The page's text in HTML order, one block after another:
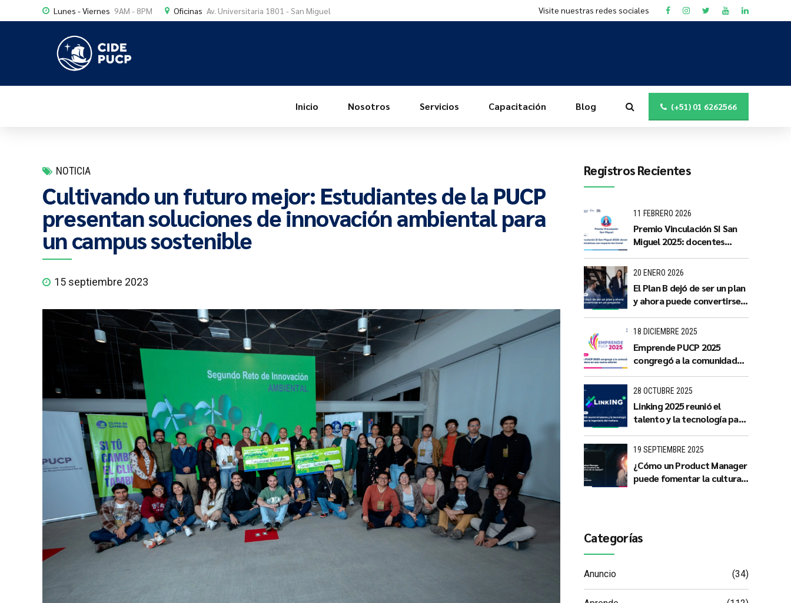
Lunes - Viernes 9AM - 8PM Oficinas Av. Universitaria 1801 - San Miguel Visite nuestras redes sociales
(+51) 01 6262566
Inicio Nosotros Servicios Capacitación Blog
NOTICIA
Cultivando un futuro mejor: Estudiantes de la PUCP
presentan soluciones de innovación ambiental para
un campus sostenible
15 septiembre 2023
Registros Recientes
11 FEBRERO 2026
Premio Vinculación SI San
Miguel 2025: docentes
con impacto territorial
20 ENERO 2026
El Plan B dejó de ser un plan
y ahora puede convertirse
18 DICIEMBRE 2025
Emprende PUCP 2025
congregó a la comunidad
nueva edición
28 OCTUBRE 2025
Linking 2025 reunió el
talento y la tecnología para
mañana
19 SEPTIEMBRE 2025
¿Cómo un Product Manager
puede fomentar la cultura
Categorías
Anuncio (34)